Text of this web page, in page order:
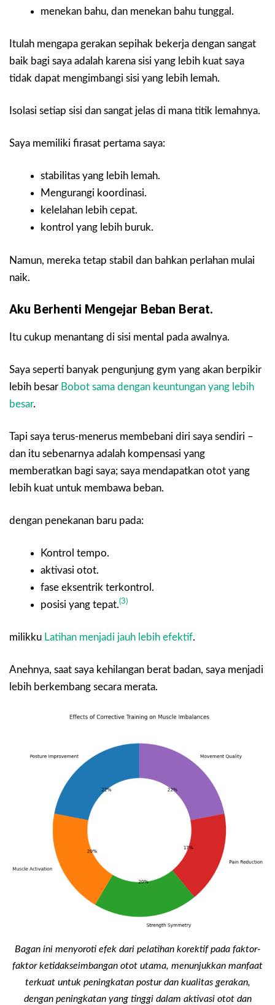
menekan bahu, dan menekan bahu tunggal.
Itulah mengapa gerakan sepihak bekerja dengan sangat
baik bagi saya adalah karena sisi yang lebih kuat saya
tidak dapat mengimbangi sisi yang lebih lemah.
Isolasi setiap sisi dan sangat jelas di mana titik lemahnya.
Saya memiliki firasat pertama saya:
stabilitas yang lebih lemah.
Mengurangi koordinasi.
kelelahan lebih cepat.
kontrol yang lebih buruk.
Namun, mereka tetap stabil dan bahkan perlahan mulai
naik.
Aku Berhenti Mengejar Beban Berat.
Itu cukup menantang di sisi mental pada awalnya.
Saya seperti banyak pengunjung gym yang akan berpikir
lebih besar Bobot sama dengan keuntungan yang lebih
besar.
Tapi saya terus-menerus membebani diri saya sendiri –
dan itu sebenarnya adalah kompensasi yang
memberatkan bagi saya; saya mendapatkan otot yang
lebih kuat untuk membawa beban.
dengan penekanan baru pada:
Kontrol tempo.
aktivasi otot.
fase eksentrik terkontrol.
posisi yang tepat.(3)
milikku Latihan menjadi jauh lebih efektif.
Anehnya, saat saya kehilangan berat badan, saya menjadi
lebih berkembang secara merata.
Bagan ini menyoroti efek dari pelatihan korektif pada faktor-
faktor ketidakseimbangan otot utama, menunjukkan manfaat
terkuat untuk peningkatan postur dan kualitas gerakan,
dengan peningkatan yang tinggi dalam aktivasi otot dan